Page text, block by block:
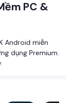
PC &
Android miễn
dụng Premium.